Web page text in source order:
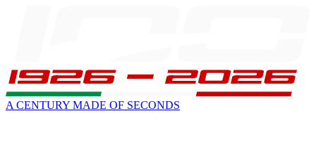
A CENTURY MADE OF SECONDS